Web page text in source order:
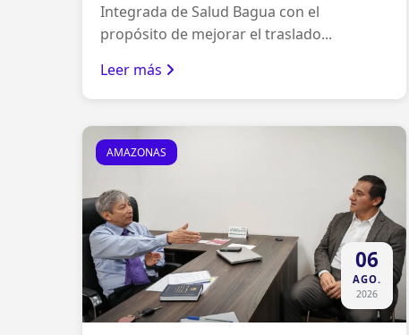
Integrada de Salud Bagua con el
propósito de mejorar el traslado...
Leer más
AMAZONAS
06
AGO.
2026